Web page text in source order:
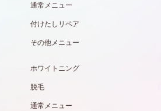
通常メニュー
付けたしリペア
その他メニュー
ホワイトニング
脱毛
通常メニュー